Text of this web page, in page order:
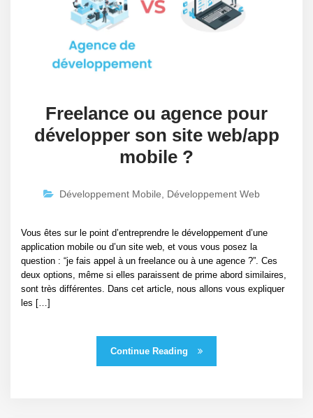
Freelance ou agence pour
développer son site web/app
mobile ?
Développement Mobile Développement Web
Vous êtes sur le point d’entreprendre le développement d’une
application mobile ou d’un site web, et vous vous posez la
question : “je fais appel à un freelance ou à une agence ?”. Ces
deux options, même si elles paraissent de prime abord similaires,
sont très différentes. Dans cet article, nous allons vous expliquer
les […]
Continue Reading